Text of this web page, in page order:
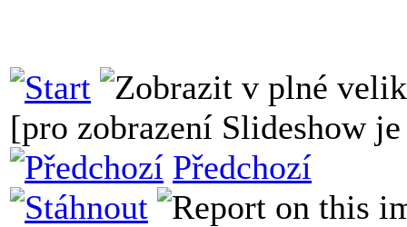
[pro zobrazení Slideshow
Předchozí